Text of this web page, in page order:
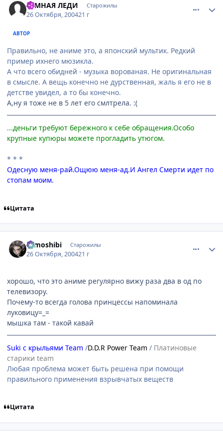
ТЕМНАЯ ЛЕДИ Старожилы
26 Октября, 200421 г
АВТОР
Правильно, не аниме это, а японский мультик. Редкий
пример ихнего мюзикла.
А что всего обидней - музыка ворованая. Не оригинальная
в смысле. А вещь конечно не дурственная, жаль я его не в
детстве увидел, а то бы конечно.
А,ну я тоже не в 5 лет его смлтрела. :(
...деньги требуют бережного к себе обращения.Особо
крупные купюры можете прогладить утюгом.
* * *
Одесную меня-рай.Ощюю меня-ад.И Ангел Смерти идет по
стопам моим.
Цитата
tomoshibi Старожилы
26 Октября, 200421 г
хорошо, что это аниме регулярно вижу раза два в од по
телевизору.
Почему-то всегда голова принцессы напоминала
луковицу=_=
мышка там - такой кавай
Suki с крыльями Team /D.D.R Power Team / Платиновые
старики team
Любая проблема может быть решена при помощи
правильного применения взрывчатых веществ
Цитата